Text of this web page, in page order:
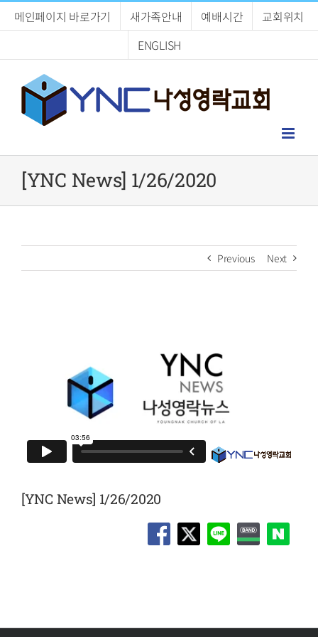
메인페이지 바로가기 새가족안내 예배시간
교회위치
ENGLISH
[YNC News] 1/26/2020
Previous Next
[YNC News] 1/26/2020